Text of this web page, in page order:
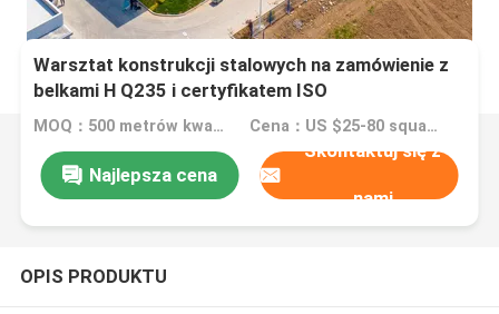
Warsztat konstrukcji stalowych na zamówienie z
belkami H Q235 i certyfikatem ISO
MOQ：500 metrów kwadratowych Cena：US $25-80 square meter
Najlepsza cena
Skontaktuj się z
nami
OPIS PRODUKTU